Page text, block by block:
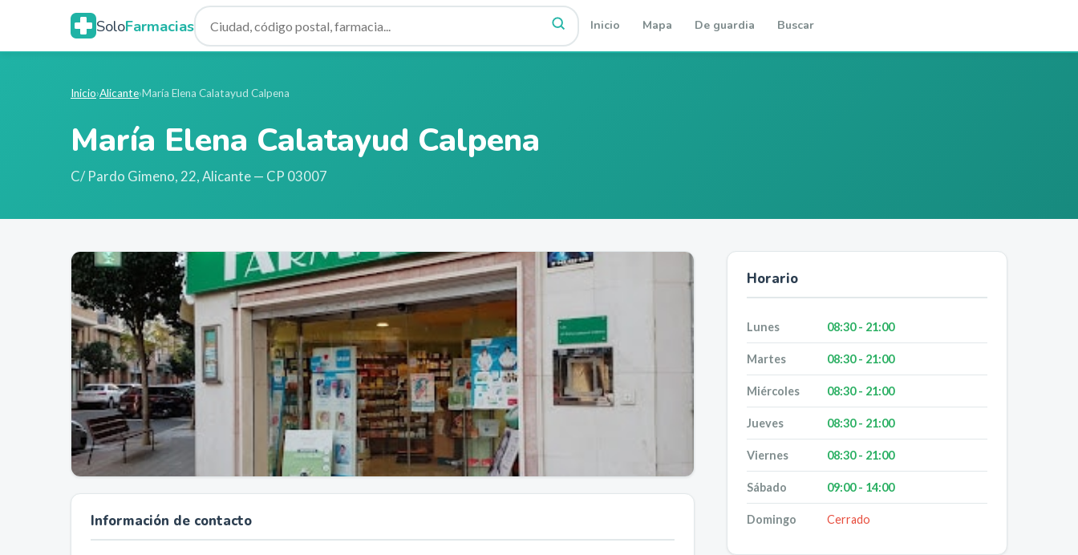
SoloFarmacias Inicio Mapa De guardia Buscar
Inicio›Alicante›María Elena Calatayud Calpena
María Elena Calatayud Calpena
C/ Pardo Gimeno, 22,Alicante— CP 03007
Información de contacto
Horario
Lunes 08:30 - 21:00
Martes 08:30 - 21:00
Miércoles 08:30 - 21:00
Jueves 08:30 - 21:00
Viernes 08:30 - 21:00
Sábado 09:00 - 14:00
Domingo Cerrado